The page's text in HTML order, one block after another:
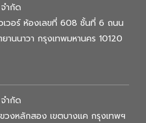
ำกัด
เวอร์ ห้องเลขที่ 608 ชั้นที่ 6 ถนน
านนาวา กรุงเทพมหานคร 10120
ำกัด
วงหลักสอง เขตบางแค กรุงเทพฯ